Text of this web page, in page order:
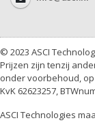
© 2023 ASCI
Prijzen zijn tenzij
onder voorbehoud,
KvK 62623257,
ASCI Technologies